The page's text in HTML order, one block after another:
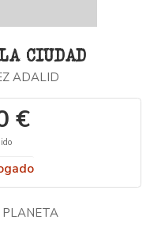
CIUDAD
ADALID
€